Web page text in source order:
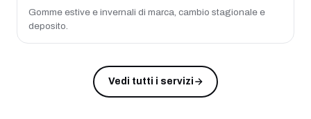
Gomme estive e invernali di marca, cambio stagionale e
deposito.
Vedi tutti i servizi